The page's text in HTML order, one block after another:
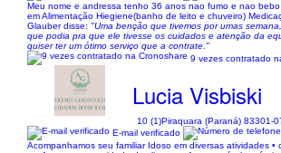
Meu nome e andressa tenho 36 anos nao fumo e nao
em Alimentação Hiegiene(banho de leito e chuveiro)
Glauber disse: "Uma benção que tivemos por umas
que podia pra que ele tivesse os cuidados e atenção da
quiser ter um ótimo serviço que a contrate."
9 vezes contratado
Lucia Visbiski
10 (1)Piraquara (Paraná) 83301-
E-mail verificado
Acompanhamos seu familiar Idoso em diversas atividades